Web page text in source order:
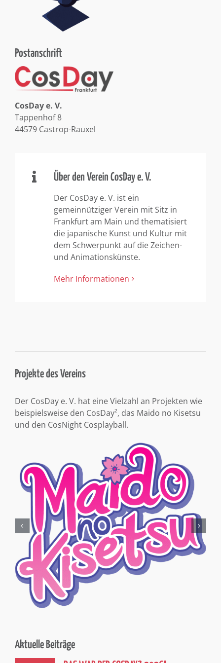
Postanschrift
CosDay e. V.
Tappenhof 8
44579 Castrop-Rauxel
Über den Verein CosDay e. V.
Der CosDay e. V. ist ein
gemeinnütziger Verein mit Sitz in
Frankfurt am Main und thematisiert
die japanische Kunst und Kultur mit
dem Schwerpunkt auf die Zeichen-
und Animationskünste.
Mehr Informationen
Projekte des Vereins
Der CosDay e. V. hat eine Vielzahl an Projekten wie
beispielsweise den CosDay², das Maido no Kisetsu
und den CosNight Cosplayball.
Aktuelle Beiträge